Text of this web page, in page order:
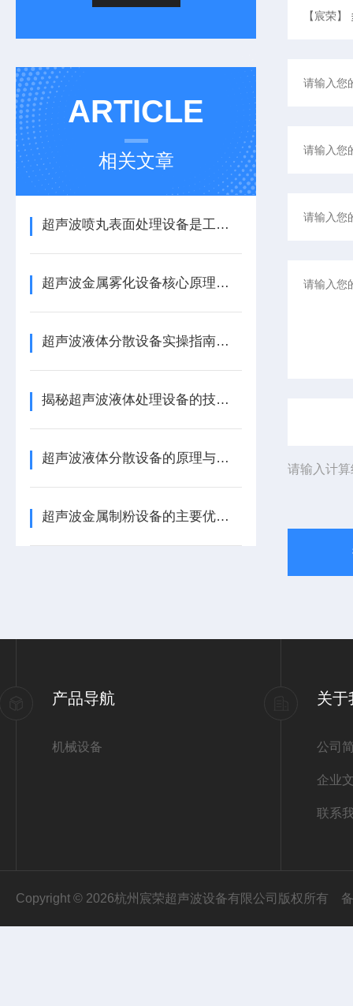
ARTICLE
相关文章
超声波喷丸表面处理设备是工艺与应用介绍
超声波金属雾化设备核心原理与应用场景
超声波液体分散设备实操指南：细节把控与工艺优化
揭秘超声波液体处理设备的技术奥秘
超声波液体分散设备的原理与应用解析
超声波金属制粉设备的主要优势体现在哪些方面
请输入计
产品导航
机械设备
关于
公司
企业
联系
Copyright © 2026杭州宸荣超声波设备有限公司版权所有